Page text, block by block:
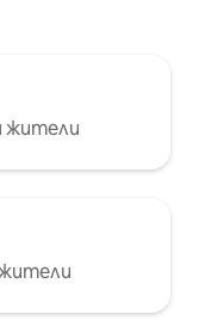
жители